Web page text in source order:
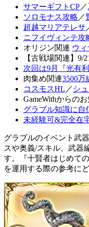
サマーギフトCP／
ソロモナス攻略 ／
超越マリアテレサ
ニフイヴィンテ攻
オリジン関連 ウ
【古戦場関連】9/
次回は9月『光有利
肉集め関連3500万
コスモスHL ／ シ
GameWithからの
グラブル知識に自
未経験可&完全在
グラブルのイベント武
スや奥義/スキル、武器
す。『十賢者はじめて
を運用する際の参考にど